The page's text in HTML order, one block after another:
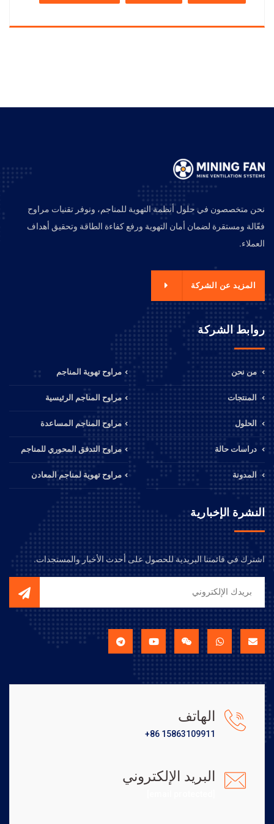
نحن متخصصون في حلول أنظمة التهوية للمناجم، ونوفر تقنيات مراوح
فعّالة ومستقرة لضمان أمان التهوية ورفع كفاءة الطاقة وتحقيق أهداف
العملاء.
المزيد عن الشركة
روابط الشركة
من نحن
المنتجات
الحلول
دراسات حالة
المدونة
مراوح تهوية المناجم
مراوح المناجم الرئيسية
مراوح المناجم المساعدة
مراوح التدفق المحوري للمناجم
مراوح تهوية لمناجم المعادن
النشرة الإخبارية
اشترك في قائمتنا البريدية للحصول على أحدث الأخبار والمستجدات.
الهاتف
+86 15863109911
البريد الإلكتروني